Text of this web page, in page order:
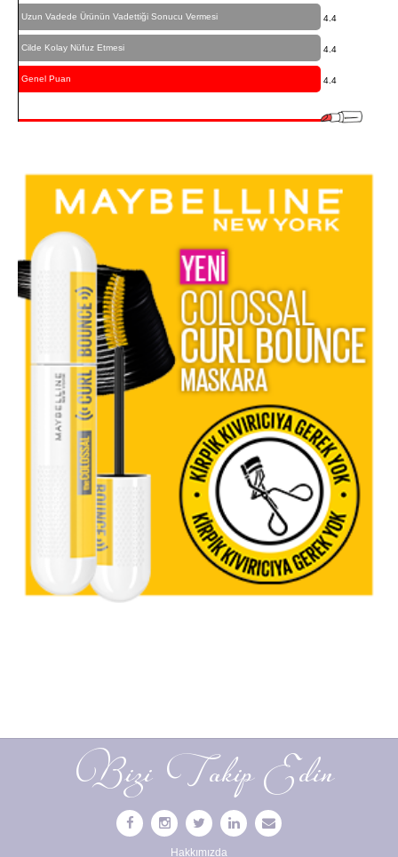
Uzun Vadede Ürünün Vadettiği Sonucu Vermesi 4.4
Cilde Kolay Nüfuz Etmesi 4.4
Genel Puan 4.4
Bizi Takip Edin
Hakkımızda